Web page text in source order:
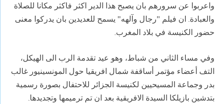
واعربوا عن سرورهم بان يصبح هذا الدير اكثر فاكثر مكانا للصلاة
والعبادة. ان فيلم "رجال وآلهه" يسمح للعديدين بان يدركوا معنى
حضور الكنيسة في بلاد المغرب.
وفي مساء الثاني من شباط، وهو عيد تقدمة الرب الى الهيكل،
التف أعضاء مؤتمر أساقفة شمال افريقيا حول المونسينيور غالب
بدر وجماعة المسيحيين لكنيسة الجزائر للاحتفال بصورة رسمية
بتدشين بازيلكا السيدة الافريقية بعد ان تم ترميمها وتجديدها.